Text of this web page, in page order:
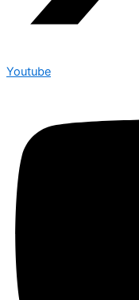
Youtube